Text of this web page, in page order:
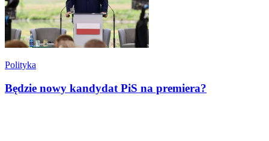
Polityka
Będzie nowy kandydat PiS na premiera?